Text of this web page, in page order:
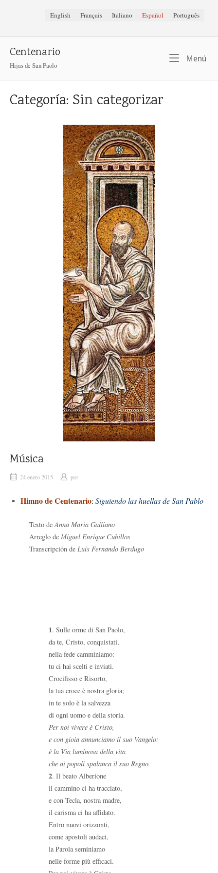
English Français Italiano Español Português
Centenario
Hijas de San Paolo
Menú
Categoría: Sin categorizar
Música
24 enero 2015 por
Himno deCentenario: Siguiendo las huellas de San Pablo
Texto de Anna Maria Galliano
Arreglo de Miguel Enrique Cubillos
Transcripción de Luis Fernando Berdugo
1. Sulle orme di San Paolo,
da te, Cristo, conquistati,
nella fede camminiamo:
tu ci hai scelti e inviati.
Crocifisso e Risorto,
la tua croce è nostra gloria;
in te solo è la salvezza
di ogni uomo e della storia.
Per noi vivere è Cristo,
e con gioia annunciamo il suo Vangelo:
è la Via luminosa della vita
che ai popoli spalanca il suo Regno.
2. Il beato Alberione
il cammino ci ha tracciato,
e con Tecla, nostra madre,
il carisma ci ha affidato.
Entro nuovi orizzonti,
come apostoli audaci,
la Parola seminiamo
nelle forme più efficaci.